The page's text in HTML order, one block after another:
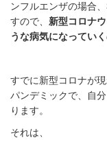
ンフルエンザの場合
すので、 新型コロナ
うな病気になっていく
すでに新型コロナが
パンデミックで、自
ります。
それは、